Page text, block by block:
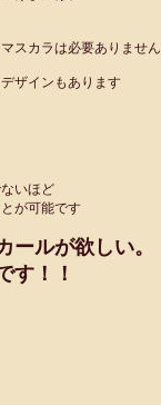
スカラは必要ありません
ザインもあります
いほど
が可能です
ールが欲しい。
す！！